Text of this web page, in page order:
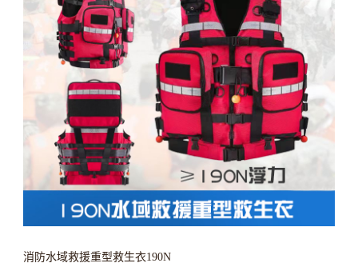
消防水域救援重型救生衣190N